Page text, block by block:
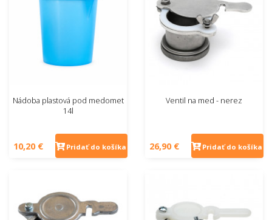
Nádoba plastová pod medomet
14l
10,20 € Pridať do košíka
Ventil na med - nerez
26,90 € Pridať do košíka